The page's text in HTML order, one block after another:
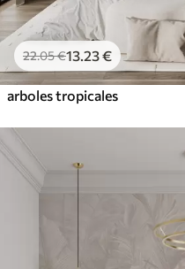
22.05€13 .23€
arboles tropicales